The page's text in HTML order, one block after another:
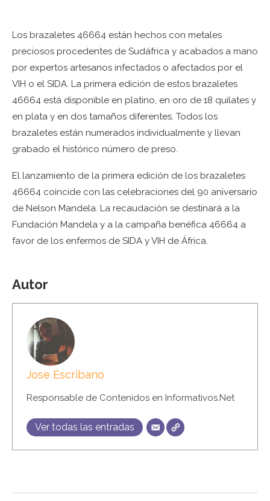
Los brazaletes 46664 están hechos con metales
preciosos procedentes de Sudáfrica y acabados a mano
por expertos artesanos infectados o afectados por el
VIH o el SIDA. La primera edición de estos brazaletes
46664 está disponible en platino, en oro de 18 quilates y
en plata y en dos tamaños diferentes. Todos los
brazaletes están numerados individualmente y llevan
grabado el histórico número de preso.
El lanzamiento de la primera edición de los brazaletes
46664 coincide con las celebraciones del 90 aniversario
de Nelson Mandela. La recaudación se destinará a la
Fundación Mandela y a la campaña benéfica 46664 a
favor de los enfermos de SIDA y VIH de África.
Autor
Jose Escribano
Responsable de Contenidos en Informativos.Net
Ver todas las entradas